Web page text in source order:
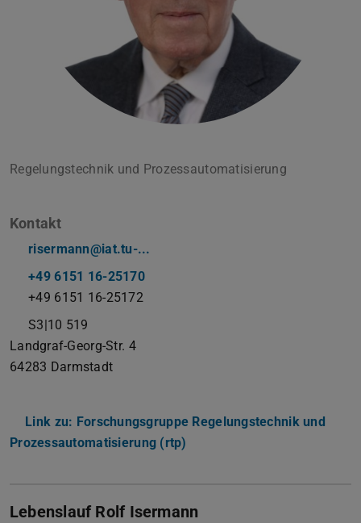
Regelungstechnik und Prozessautomatisierung
Kontakt
risermann@iat.tu-...
+49 6151 16-25170
+49 6151 16-25172
S3|10 519
Landgraf-Georg-Str. 4
64283 Darmstadt
Link zu: Forschungsgruppe Regelungstechnik und
Prozessautomatisierung (rtp)
Lebenslauf Rolf Isermann